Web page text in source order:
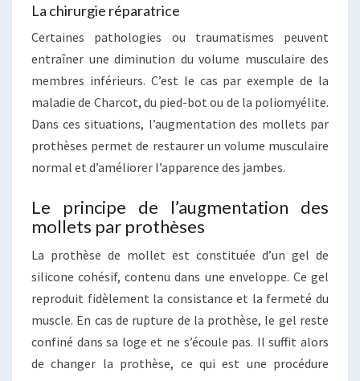
La chirurgie réparatrice
Certaines pathologies ou traumatismes peuvent
entraîner une diminution du volume musculaire des
membres inférieurs. C’est le cas par exemple de la
maladie de Charcot, du pied-bot ou de la poliomyélite.
Dans ces situations, l’augmentation des mollets par
prothèses permet de restaurer un volume musculaire
normal et d’améliorer l’apparence des jambes.
Le principe de l’augmentation des
mollets par prothèses
La prothèse de mollet est constituée d’un gel de
silicone cohésif, contenu dans une enveloppe. Ce gel
reproduit fidèlement la consistance et la fermeté du
muscle. En cas de rupture de la prothèse, le gel reste
confiné dans sa loge et ne s’écoule pas. Il suffit alors
de changer la prothèse, ce qui est une procédure